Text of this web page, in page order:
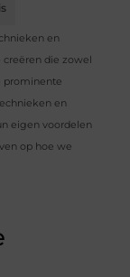
en
die zowel
prominente
en
eigen voordelen
op hoe we